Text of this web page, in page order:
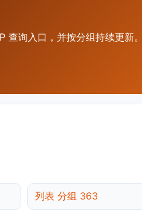
询入口，并按分组持续更新。
列表 分组 363